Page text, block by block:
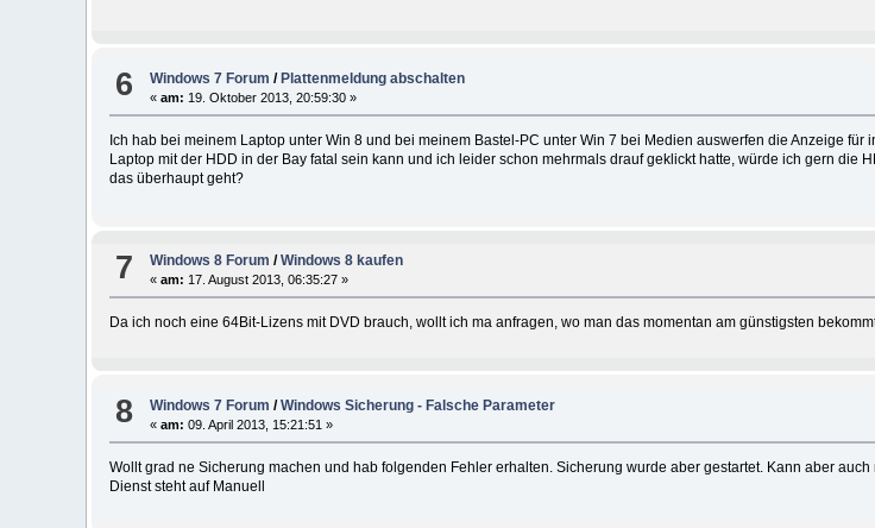
6 Windows 7 Forum /Plattenmeldung abschalten
«am: 19. Oktober 2013, 20:59:30 »
Ich hab bei meinem Laptop unter Win 8 und bei meinem Bastel-PC unter Win 7 bei Medien auswerfen die Anzeige
Laptop mit der HDD in der Bay fatal sein kann und ich leider schon mehrmals drauf geklickt hatte, würde ich gern die
das überhaupt geht?
7 Windows 8 Forum /Windows 8 kaufen
«am: 17. August 2013, 06:35:27 »
Da ich noch eine 64Bit-Lizens mit DVD brauch, wollt ich ma anfragen, wo man das momentan am günstigsten
8 Windows 7 Forum /Windows Sicherung - Falsche Parameter
«am: 09. April 2013, 15:21:51 »
Wollt grad ne Sicherung machen und hab folgenden Fehler erhalten. Sicherung wurde aber gestartet. Kann aber auch
Dienst steht auf Manuell